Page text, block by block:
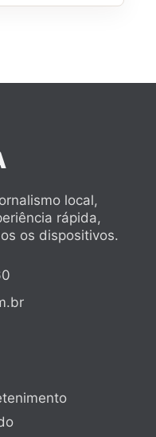
local,
rápida,
os dispositivos.